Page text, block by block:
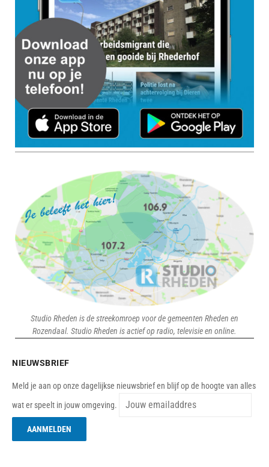
Studio Rheden is de streekomroep voor de gemeenten Rheden en
Rozendaal. Studio Rheden is actief op radio, televisie en online.
NIEUWSBRIEF
Meld je aan op onze dagelijkse nieuwsbrief en blijf op de hoogte van alles
wat er speelt in jouw omgeving.